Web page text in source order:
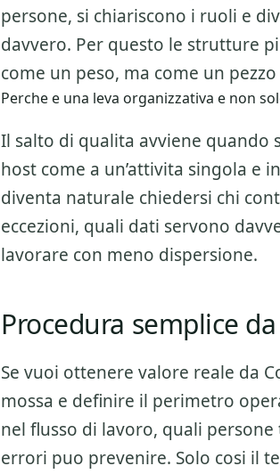
persone, si chiariscono i ruoli e
davvero. Per questo le strutture
come un peso, ma come un
Perche e una leva organizzativa e non
Il salto di qualita avviene quando
host come a un’attivita singola e
diventa naturale chiedersi chi
eccezioni, quali dati servono
lavorare con meno dispersione.
Procedura semplice
Se vuoi ottenere valore reale da
mossa e definire il perimetro
nel flusso di lavoro, quali
errori puo prevenire. Solo cosi il